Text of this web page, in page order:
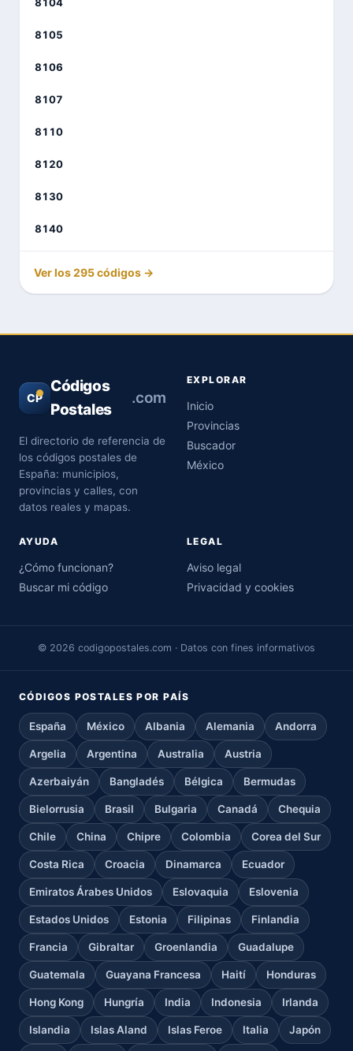
8105
8106
8107
8110
8120
8130
8140
Ver los 295 códigos →
CP
Códigos
Postales
.com
El directorio de referencia de
los códigos postales de
España: municipios,
provincias y calles, con
datos reales y mapas.
EXPLORAR
Inicio
Provincias
Buscador
México
AYUDA
¿Cómo funcionan?
Buscar mi código
LEGAL
Aviso legal
Privacidad y cookies
© 2026 codigopostales.com · Datos con fines informativos
CÓDIGOS POSTALES POR PAÍS
España México Albania Alemania Andorra
Argelia Argentina Australia Austria
Azerbaiyán Bangladés Bélgica Bermudas
Bielorrusia Brasil Bulgaria Canadá Chequia
Chile China Chipre Colombia Corea del Sur
Costa Rica Croacia Dinamarca Ecuador
Emiratos Árabes Unidos Eslovaquia Eslovenia
Estados Unidos Estonia Filipinas Finlandia
Francia Gibraltar Groenlandia Guadalupe
Guatemala Guayana Francesa Haití Honduras
Hong Kong Hungría India Indonesia Irlanda
Islandia Islas Aland Islas Feroe Italia Japón